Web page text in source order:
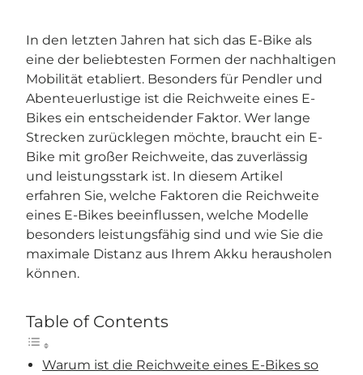
Community
Support
In den letzten Jahren hat sich das E-Bike als
eine der beliebtesten Formen der nachhaltigen
Mobilität etabliert. Besonders für Pendler und
Abenteuerlustige ist die Reichweite eines E-
Bikes ein entscheidender Faktor. Wer lange
Strecken zurücklegen möchte, braucht ein E-
Bike mit großer Reichweite, das zuverlässig
und leistungsstark ist. In diesem Artikel
erfahren Sie, welche Faktoren die Reichweite
eines E-Bikes beeinflussen, welche Modelle
besonders leistungsfähig sind und wie Sie die
maximale Distanz aus Ihrem Akku herausholen
können.
Table of Contents
Warum ist die Reichweite eines E-Bikes so